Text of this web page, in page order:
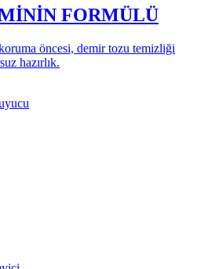
FORMÜLÜ
öncesi, demir tozu temizliği
hazırlık.